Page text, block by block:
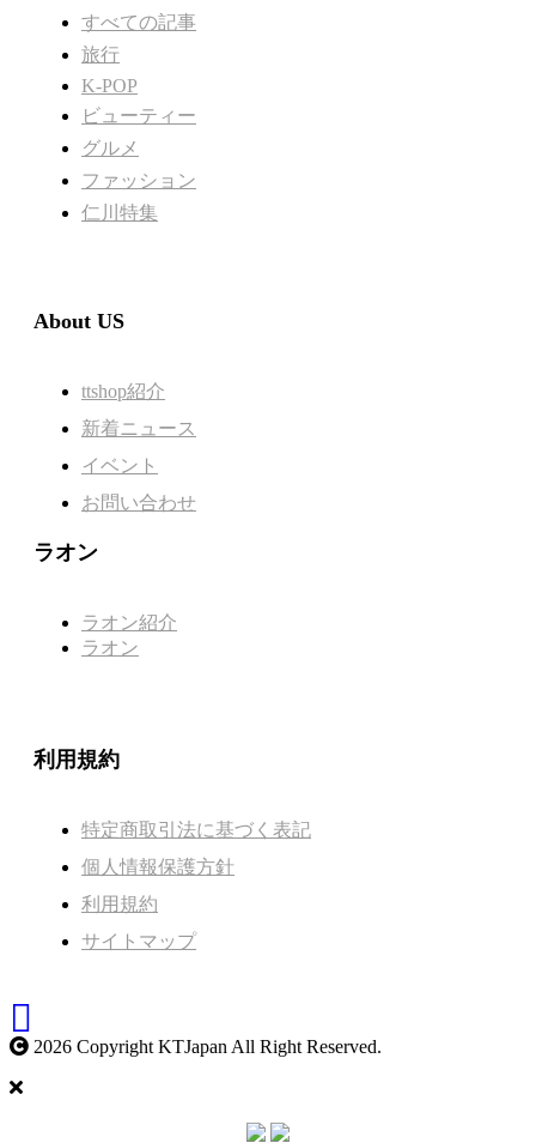
すべての記事
旅行
K-POP
ビューティー
グルメ
ファッション
仁川特集
About US
ttshop紹介
新着ニュース
イベント
お問い合わせ
ラオン
ラオン紹介
ラオン
利用規約
特定商取引法に基づく表記
個人情報保護方針
利用規約
サイトマップ
2026 Copyright KTJapan All Right Reserved.